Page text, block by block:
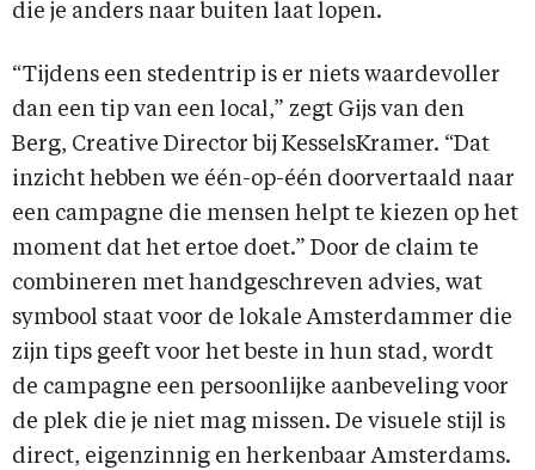
die je anders naar buiten laat lopen.
“Tijdens een stedentrip is er niets waardevoller
dan een tip van een local,” zegt Gijs van den
Berg, Creative Director bij KesselsKramer. “Dat
inzicht hebben we één-op-één doorvertaald naar
een campagne die mensen helpt te kiezen op het
moment dat het ertoe doet.” Door de claim te
combineren met handgeschreven advies, wat
symbool staat voor de lokale Amsterdammer die
zijn tips geeft voor het beste in hun stad, wordt
de campagne een persoonlijke aanbeveling voor
de plek die je niet mag missen. De visuele stijl is
direct, eigenzinnig en herkenbaar Amsterdams.